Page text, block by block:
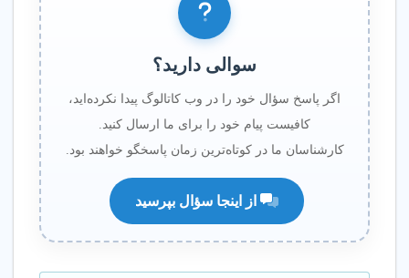
سوالی دارید؟
اگر پاسخ سؤال خود را در وب کاتالوگ پیدا نکرده‌اید،
کافیست پیام خود را برای ما ارسال کنید.
کارشناسان ما در کوتاه‌ترین زمان پاسخگو خواهند بود.